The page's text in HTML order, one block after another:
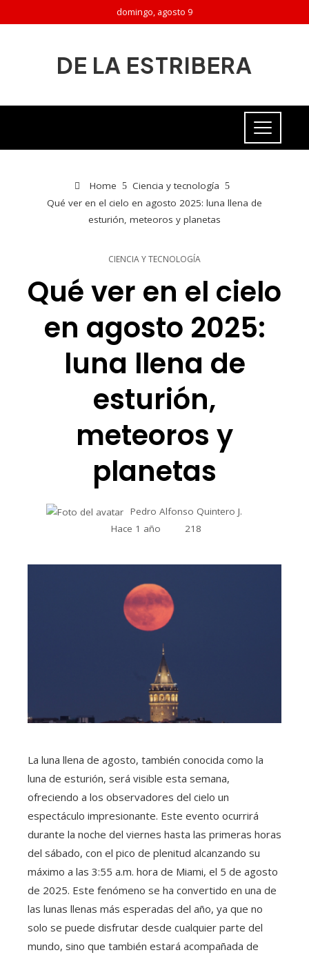
domingo, agosto 9
DE LA ESTRIBERA
Home
Ciencia y tecnología
Qué ver en el cielo en agosto 2025: luna llena de
esturión, meteoros y planetas
CIENCIA Y TECNOLOGÍA
Qué ver en el cielo
en agosto 2025:
luna llena de
esturión,
meteoros y
planetas
Pedro Alfonso Quintero J.
Hace 1 año
218
La luna llena de agosto, también conocida como la
luna de esturión, será visible esta semana,
ofreciendo a los observadores del cielo un
espectáculo impresionante. Este evento ocurrirá
durante la noche del viernes hasta las primeras horas
del sábado, con el pico de plenitud alcanzando su
máximo a las 3:55 a.m. hora de Miami, el 5 de agosto
de 2025. Este fenómeno se ha convertido en una de
las lunas llenas más esperadas del año, ya que no
solo se puede disfrutar desde cualquier parte del
mundo, sino que también estará acompañada de